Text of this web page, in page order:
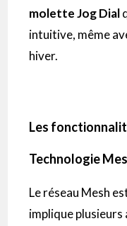
molette Jog Dial
intuitive, même
hiver.
Les
Technologie
Le réseau Mesh
implique plusieurs